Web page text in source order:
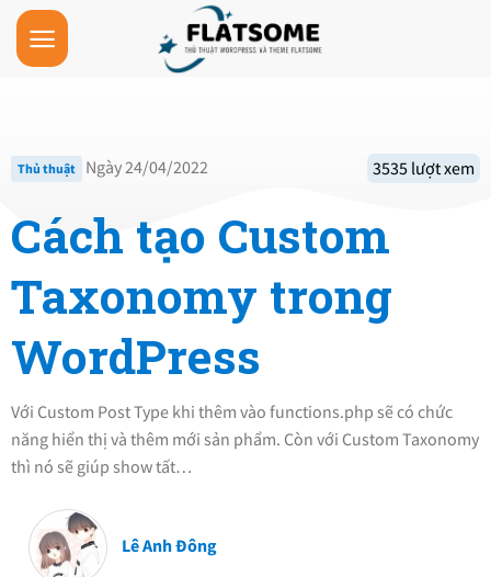
Skip
content
Thủ thuật Ngày 24/04/2022 3535 lượt xem
Cách tạo Custom
Taxonomy trong
WordPress
Với Custom Post Type khi thêm vào functions.php sẽ có chức
năng hiển thị và thêm mới sản phẩm. Còn với Custom Taxonomy
thì nó sẽ giúp show tất…
Lê Anh Đông